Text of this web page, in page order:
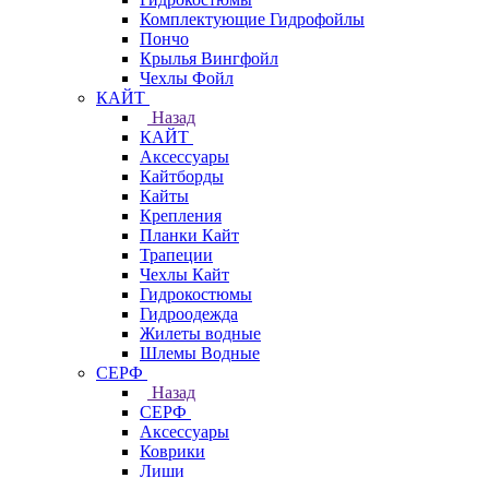
Комплектующие Гидрофойлы
Пончо
Крылья Вингфойл
Чехлы Фойл
КАЙТ
Назад
КАЙТ
Аксессуары
Кайтборды
Кайты
Крепления
Планки Кайт
Трапеции
Чехлы Кайт
Гидрокостюмы
Гидроодежда
Жилеты водные
Шлемы Водные
СЕРФ
Назад
СЕРФ
Аксессуары
Коврики
Лиши